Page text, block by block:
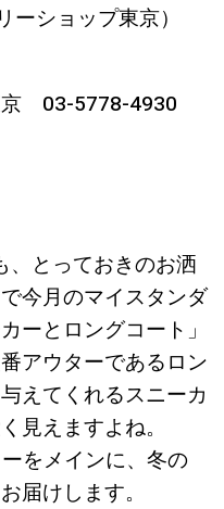
ーショップ東京）
京 03-5778-4930
とっておきのお洒
今月のマイスタンダ
ーとロングコート」
アウターであるロン
えてくれるスニーカ
見えますよね。
をメインに、冬の
届けします。